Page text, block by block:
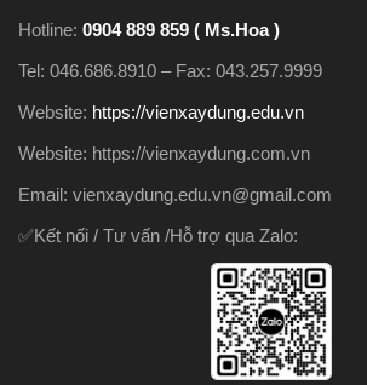
Hotline: 0904 889 859 ( Ms.Hoa )
Tel: 046.686.8910 – Fax: 043.257.9999
Website: https://vienxaydung.edu.vn
Website: https://vienxaydung.com.vn
Email: vienxaydung.edu.vn@gmail.com
✅Kết nối / Tư vấn /Hỗ trợ qua Zalo: